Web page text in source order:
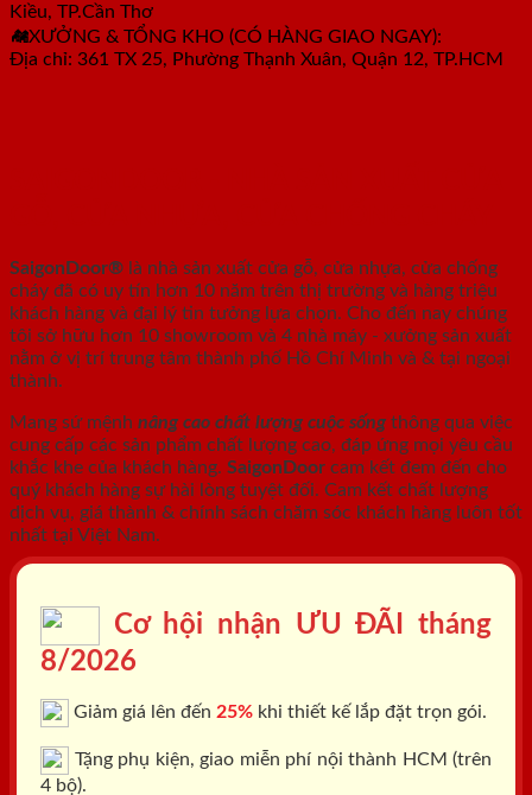
Kiều, TP.Cần Thơ
XƯỞNG & TỔNG KHO (CÓ HÀNG GIAO NGAY):
Địa chỉ: 361 TX 25, Phường Thạnh Xuân, Quận 12, TP.HCM
SaigonDoor® là nhà sản xuất cửa gỗ, cửa nhựa, cửa chống
cháy đã có uy tín hơn 10 năm trên thị trường và hàng triệu
khách hàng và đại lý tin tưởng lựa chọn. Cho đến nay chúng
tôi sở hữu hơn 10 showroom và 4 nhà máy - xưởng sản xuất
nằm ở vị trí trung tâm thành phố Hồ Chí Minh và & tại ngoại
thành.
Mang sứ mệnh nâng cao chất lượng cuộc sống thông qua việc
cung cấp các sản phẩm chất lượng cao, đáp ứng mọi yêu cầu
khắc khe của khách hàng. SaigonDoor cam kết đem đến cho
quý khách hàng sự hài lòng tuyệt đối. Cam kết chất lượng
dịch vụ, giá thành & chính sách chăm sóc khách hàng luôn tốt
nhất tại Việt Nam.
Cơ hội nhận ƯU ĐÃI tháng
8/2026
Giảm giá lên đến 25% khi thiết kế lắp đặt trọn gói.
Tặng phụ kiện, giao miễn phí nội thành HCM (trên
4 bộ).